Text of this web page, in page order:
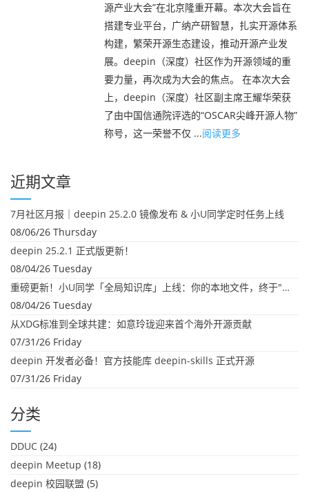
源产业大会”在北京隆重开幕。本次大会旨在
搭建专业平台，广纳产研智慧，扎实开源体系
构建，繁荣开源生态建设，推动开源产业发
展。deepin（深度）社区作为开源领域的重
要力量，再次成为大会的焦点。 在本次大会
上，deepin（深度）社区副主席王耀华荣获
了由中国信通院评选的“OSCAR尖峰开源人物”
称号，这一荣誉不仅 ...阅读更多
近期文章
7月社区月报｜deepin 25.2.0 镜像发布 & 小U同学定时任务上线
08/06/26 Thursday
deepin 25.2.1 正式版更新！
08/04/26 Tuesday
重磅更新！小U同学「全局知识库」上线：你的本地文件，终于"活"起来了
08/04/26 Tuesday
从XDG标准到全球共建：如意玲珑迎来首个海外开源贡献
07/31/26 Friday
deepin 开发者必备！官方技能库 deepin-skills 正式开源
07/31/26 Friday
分类
DDUC (24)
deepin Meetup (18)
deepin 校园联盟 (5)